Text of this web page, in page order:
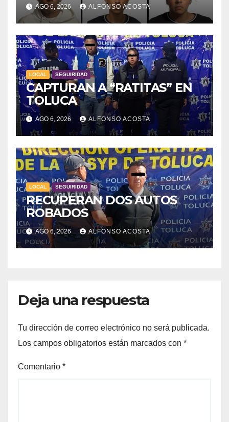
AGO 6, 2026 ALFONSO ACOSTA
LOCAL SEGUIRIDAD
CAPTURAN A “RATITAS” EN
TOLUCA
AGO 6, 2026 ALFONSO ACOSTA
LOCAL SEGUIRIDAD
RECUPERAN DOS AUTOS
ROBADOS
AGO 6, 2026 ALFONSO ACOSTA
Deja una respuesta
Tu dirección de correo electrónico no será publicada.
Los campos obligatorios están marcados con *
Comentario *